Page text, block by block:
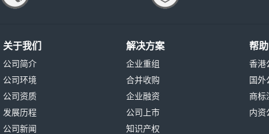
关于我们
公司简介
公司环境
公司资质
发展历程
公司新闻
解决方案
企业重组
合并收购
企业融资
公司上市
知识产权
帮
香港
国外
商标
内资